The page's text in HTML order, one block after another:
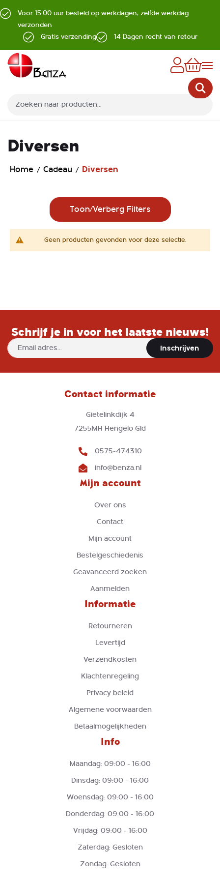
Voor 15:00 uur besteld op werkdagen, zelfde werkdag
verzonden
Gratis verzending
14 Dagen recht van retour
Diversen
Home Cadeau Diversen
Toon/Verberg Filters
Geen producten gevonden voor deze selectie.
Schrijf je in voor het laatste nieuws!
Abonneer
u
onze
Inschrijven
Contact informatie
Gietelinkdijk 4
7255MH Hengelo Gld
0575-474310
info@benza.nl
Mijn account
Over ons
Contact
Mijn account
Bestelgeschiedenis
Geavanceerd zoeken
Aanmelden
Informatie
Retourneren
Levertijd
Verzendkosten
Klachtenregeling
Privacy beleid
Algemene voorwaarden
Betaalmogelijkheden
Info
Maandag: 09:00 - 16:00
Dinsdag: 09:00 - 16:00
Woensdag: 09:00 - 16:00
Donderdag: 09:00 - 16:00
Vrijdag: 09:00 - 16:00
Zaterdag: Gesloten
Zondag: Gesloten